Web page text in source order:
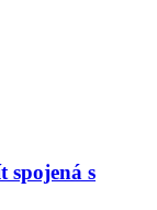
spojená s